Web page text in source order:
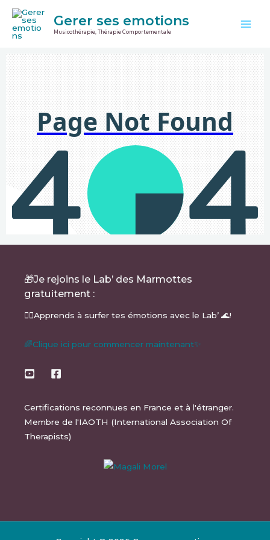
Aller
contenu
Gerer ses emotions
Musicothérapie, Thérapie Comportementale
🎁Je rejoins le Lab’ des Marmottes
gratuitement :
🏄‍♂️Apprends à surfer tes émotions avec le Lab’ 🌊!
🌈Clique ici pour commencer maintenant✨
Certifications reconnues en France et à l'étranger.
Membre de l'IAOTH (International Association Of
Therapists)